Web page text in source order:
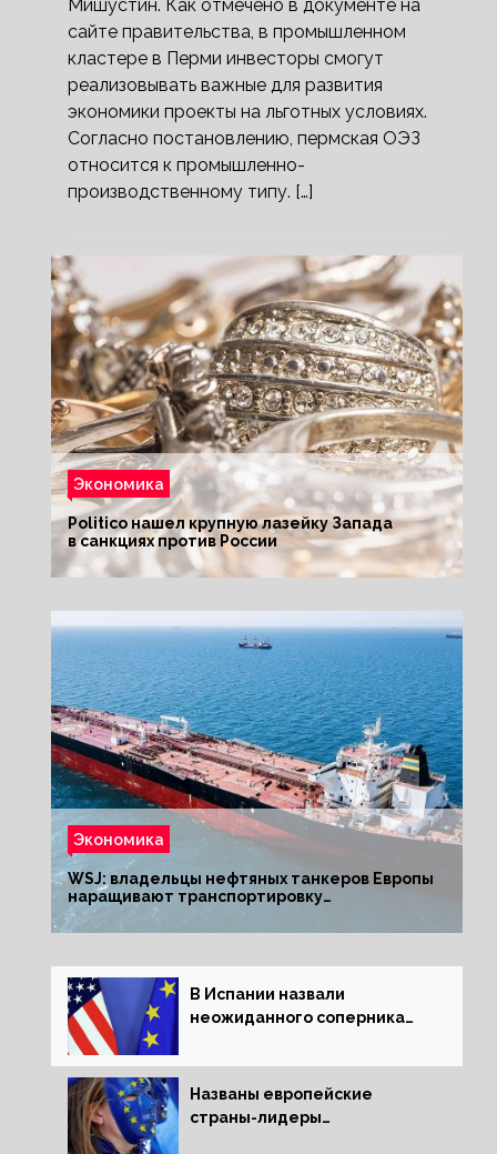
Мишустин. Как отмечено в документе на
сайте правительства, в промышленном
кластере в Перми инвесторы смогут
реализовывать важные для развития
экономики проекты на льготных условиях.
Согласно постановлению, пермская ОЭЗ
относится к промышленно-
производственному типу. […]
Экономика
Politico нашел крупную лазейку Запада
в санкциях против России
Экономика
WSJ: владельцы нефтяных танкеров Европы
наращивают транспортировку
из РФ до санкций
В Испании назвали
неожиданного соперника
Названы европейские
страны-лидеры